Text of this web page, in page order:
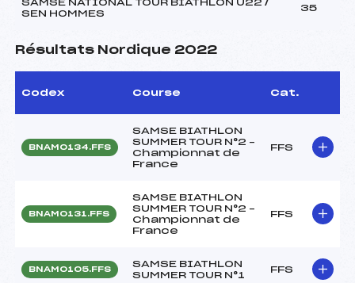
SAMSE NATIONAL TOUR BIATHLON U22 /
SEN HOMMES
35
Résultats Nordique 2022
Codex Course Cat.
BNAM0134.FFS
SAMSE BIATHLON
SUMMER TOUR N°2 –
Championnat de
France
FFS
BNAM0131.FFS
SAMSE BIATHLON
SUMMER TOUR N°2 –
Championnat de
France
FFS
BNAM0105.FFS
SAMSE BIATHLON
SUMMER TOUR N°1
FFS